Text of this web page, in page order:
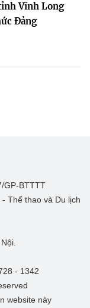
Vĩnh Long
Đảng
GP-BTTTT
Thể thao và Du lịch
- 1342
website này